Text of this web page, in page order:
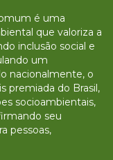
é uma
que valoriza a
inclusão social e
um
nacionalmente, o
premiada do Brasil,
socioambientais,
seu
pessoas,